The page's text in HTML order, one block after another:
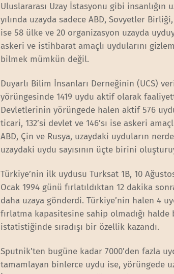
Uluslararası Uzay İstasyonu gibi
yılında uzayda sadece ABD, Sovyetler
ise 58 ülke ve 20 organizasyon uzayda
askeri ve istihbarat amaçlı uydularını
bilmek mümkün değil.
Duyarlı Bilim İnsanları Derneğinin (UCS)
yörüngesinde 1419 uydu aktif olarak
Devletlerinin yörüngede halen aktif 576
ticari, 132’si devlet ve 146’sı ise askeri
ABD, Çin ve Rusya, uzaydaki uyduların
uzaydaki uydu sayısının üçte birini
Türkiye’nin ilk uydusu Turksat 1B, 10
Ocak 1994 günü fırlatıldıktan 12 dakika
daha uzaya gönderdi. Türkiye’nin halen 4
fırlatma kapasitesine sahip olmadığı
istatistiğinde sıradışı bir özellik kazandı.
Sputnik’ten bugüne kadar 7000’den fazla
tamamlayan binlerce uydu ise, yörüngede